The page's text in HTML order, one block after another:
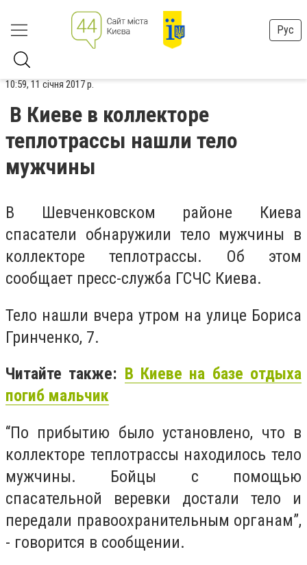
Рус
10:59, 11 січня 2017 р.
В Киеве в коллекторе
теплотрассы нашли тело
мужчины
В Шевченковском районе Киева
спасатели обнаружили тело мужчины в
коллекторе теплотрассы. Об этом
сообщает пресс-служба ГСЧС Киева.
Тело нашли вчера утром на улице Бориса
Гринченко, 7.
Читайте также: В Киеве на базе отдыха
погиб мальчик
“По прибытию было установлено, что в
коллекторе теплотрассы находилось тело
мужчины. Бойцы с помощью
спасательной веревки достали тело и
передали правоохранительным органам”,
- говорится в сообщении.